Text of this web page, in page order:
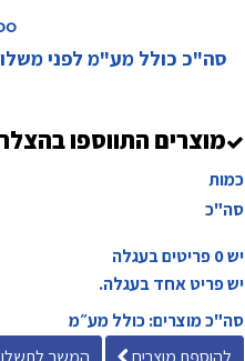
₪‎
סה"כ כולל מע"מ לפני
מוצרים התווספו
כמות
סה"כ
יש0פריטים בעגלה
יש פריט אחד בעגלה.
סה"כ מוצרים: כולל מע״מ